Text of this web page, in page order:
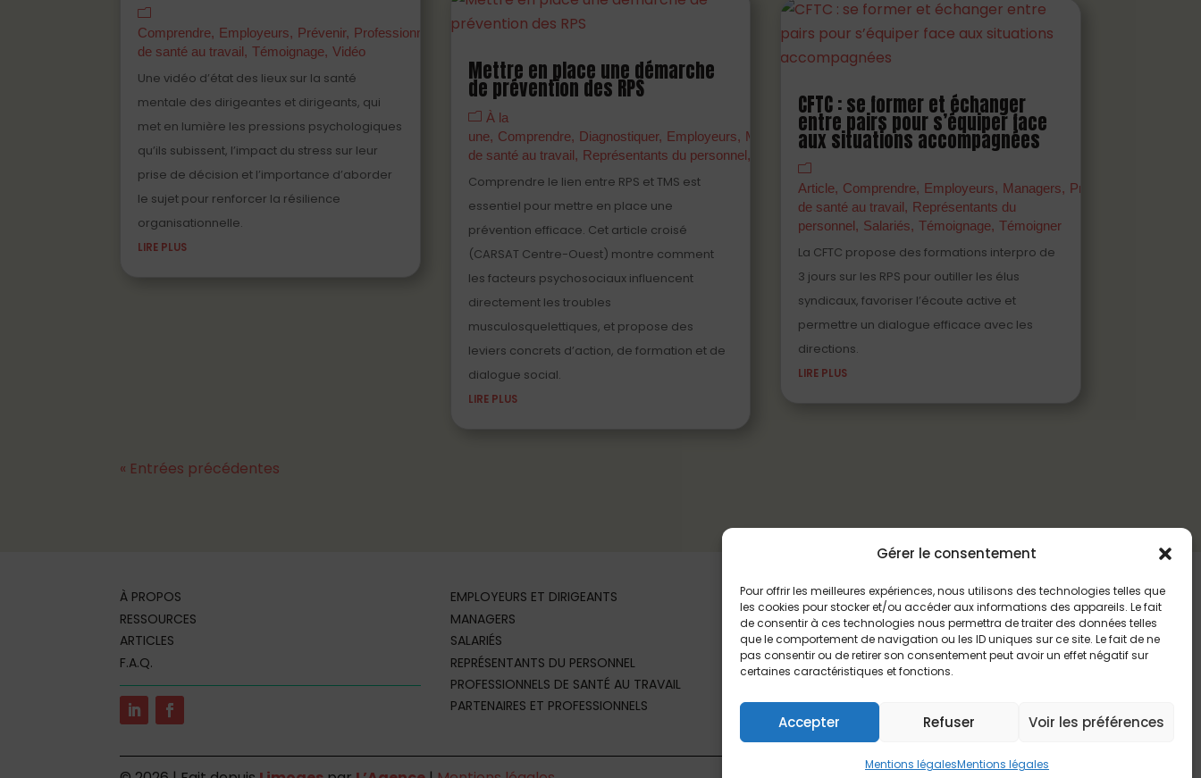
Gérer le consentement
Pour offrir les meilleures expériences, nous utilisons des technologies telles que
les cookies pour stocker et/ou accéder aux informations des appareils. Le fait
de consentir à ces technologies nous permettra de traiter des données telles
que le comportement de navigation ou les ID uniques sur ce site. Le fait de ne
pas consentir ou de retirer son consentement peut avoir un effet négatif sur
certaines caractéristiques et fonctions.
Accepter Refuser Voir les préférences
Mentions légalesMentions légales
Comprendre Employeurs Prévenir Professionnels
de santé au travail
Témoignage Vidéo
Une vidéo d’état des lieux sur la santé
mentale des dirigeantes et dirigeants, qui
met en lumière les pressions psychologiques
qu’ils subissent, l’impact du stress sur leur
prise de décision et l’importance d’aborder
le sujet pour renforcer la résilience
organisationnelle.
LIRE PLUS
Mettre en place une démarche
de prévention des RPS
À la
une
Comprendre Diagnostiquer Employeurs Managers Outil Partenaires Prévenir Professionnels
de santé au travail
Représentants du personnel
Comprendre le lien entre RPS et TMS est
essentiel pour mettre en place une
prévention efficace. Cet article croisé
(CARSAT Centre-Ouest) montre comment
les facteurs psychosociaux influencent
directement les troubles
musculosquelettiques, et propose des
leviers concrets d’action, de formation et de
dialogue social.
LIRE PLUS
CFTC : se former et échanger
entre pairs pour s’équiper face
aux situations accompagnées
Article Comprendre Employeurs Managers Prévenir
de santé au travail
Représentants du
personnel
Salariés Témoignage Témoigner
La CFTC propose des formations interpro de
3 jours sur les RPS pour outiller les élus
syndicaux, favoriser l’écoute active et
permettre un dialogue efficace avec les
directions.
LIRE PLUS
« Entrées précédentes
À PROPOS
RESSOURCES
ARTICLES
F.A.Q.
EMPLOYEURS ET DIRIGEANTS
MANAGERS
SALARIÉS
REPRÉSENTANTS DU PERSONNEL
PROFESSIONNELS DE SANTÉ AU TRAVAIL
PARTENAIRES ET PROFESSIONNELS